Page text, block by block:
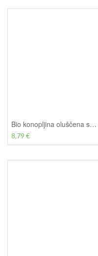
Bio konopljina oluščena semena - BioLUX, 300 g
8,79 €